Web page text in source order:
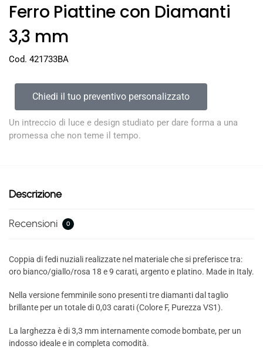
Ferro Piattine con Diamanti
3,3 mm
Cod. 421733BA
Chiedi il tuo preventivo personalizzato
Un intreccio di luce e design studiato per dare forma a una
promessa che non teme il tempo.
Descrizione
Recensioni 0
Coppia di fedi nuziali realizzate nel materiale che si preferisce tra:
oro bianco/giallo/rosa 18 e 9 carati, argento e platino. Made in Italy.
Nella versione femminile sono presenti tre diamanti dal taglio
brillante per un totale di 0,03 carati (Colore F, Purezza VS1).
La larghezza è di 3,3 mm internamente comode bombate, per un
indosso ideale e in completa comodità.